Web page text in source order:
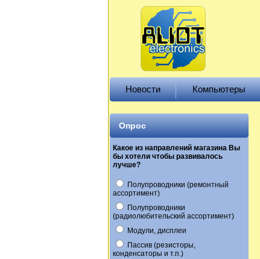
Новости Компьютеры
Опрос
Какое из направлений магазина Вы
бы хотели чтобы развивалось
лучше?
Полупроводники (ремонтный
ассортимент)
Полупроводники
(радиолюбительский ассортимент)
Модули, дисплеи
Пассив (резисторы,
конденсаторы и т.п.)